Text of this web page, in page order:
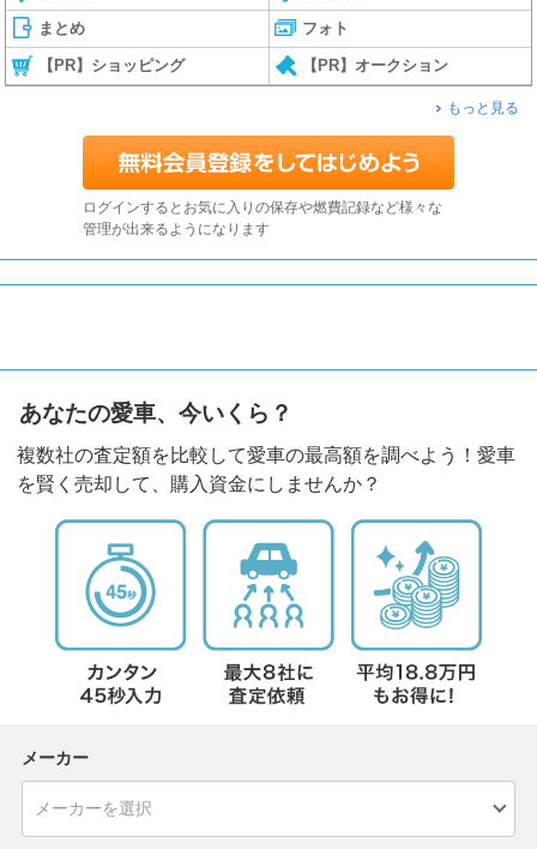
まとめ フォト
【PR】ショッピング 【PR】オークション
もっと見る
ログインするとお気に入りの保存や燃費記録など様々な
管理が出来るようになります
あなたの愛車、今いくら？
複数社の査定額を比較して愛車の最高額を調べよう！愛車
を賢く売却して、購入資金にしませんか？
メーカー